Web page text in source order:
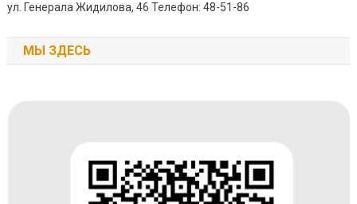
ул. Генерала Жидилова, 46 Телефон: 48-51-86
МЫ ЗДЕСЬ